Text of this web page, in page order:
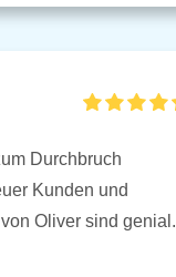
Durchbruch
Kunden und
Oliver sind genial.